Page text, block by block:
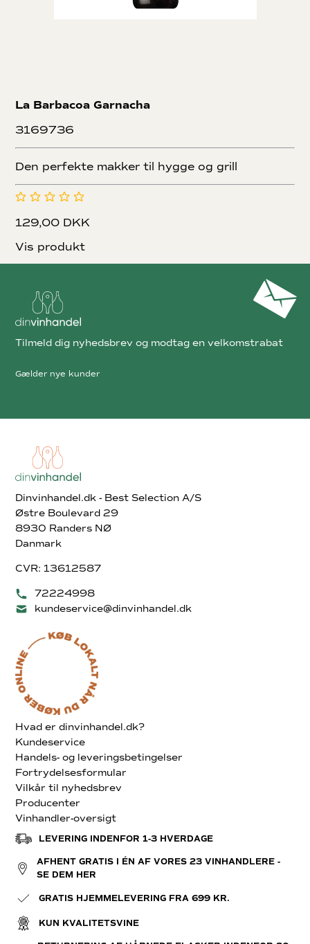
La Barbacoa Garnacha
3169736
Den perfekte makker til hygge og grill
129,00 DKK
Vis produkt
Dinvinhandel.dk - Best Selection A/S
Østre Boulevard 29
8930 Randers NØ
Danmark
CVR: 13612587
72224998
kundeservice@dinvinhandel.dk
Hvad er dinvinhandel.dk?
Kundeservice
Handels- og leveringsbetingelser
Fortrydelsesformular
Vilkår til nyhedsbrev
Producenter
Vinhandler-oversigt
LEVERING INDENFOR 1-3 HVERDAGE
AFHENT GRATIS I ÉN AF VORES 23 VINHANDLERE -
SE DEM HER
GRATIS HJEMMELEVERING FRA 699 KR.
KUN KVALITETSVINE
Tilmeld dig nyhedsbrev og modtag en velkomstrabat
Gælder nye kunder